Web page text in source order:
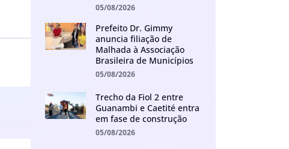
05/08/2026
Prefeito Dr. Gimmy
anuncia filiação de
Malhada à Associação
Brasileira de Municípios
05/08/2026
Trecho da Fiol 2 entre
Guanambi e Caetité entra
em fase de construção
05/08/2026